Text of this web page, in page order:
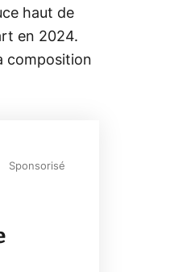
haut de
en 2024.
composition
Sponsorisé